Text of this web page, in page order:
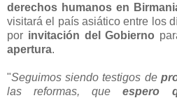
derechos humanos en
visitará el país asiático entre los
por invitación del Gobierno
apertura.
"Seguimos siendo testigos de
las reformas, queespero